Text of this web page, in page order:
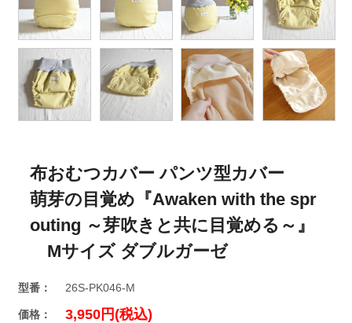
布おむつカバー パンツ型カバー
萌芽の目覚め『Awaken with the spr
outing ～芽吹きと共に目覚める～』
Mサイズ ダブルガーゼ
型番： 26S-PK046-M
価格： 3,950円(税込)